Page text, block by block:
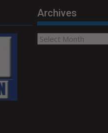
Archives
Archives